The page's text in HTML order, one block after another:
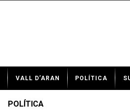
t
VALL D’ARAN POLÍTICA
POLÍTICA